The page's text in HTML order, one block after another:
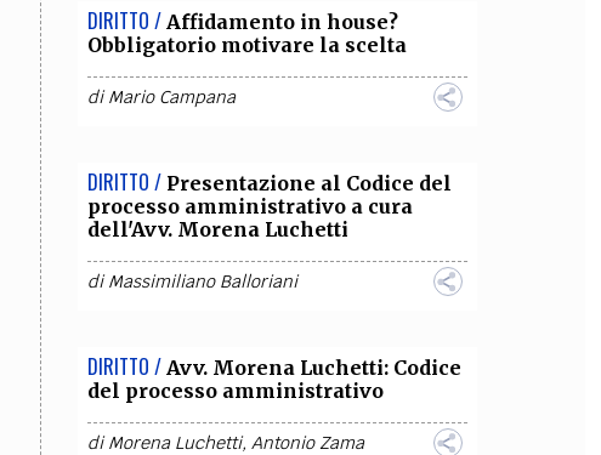
DIRITTO / Affidamento in house?
Obbligatorio motivare la scelta
diMario Campana
DIRITTO / Presentazione al Codice del
processo amministrativo a cura
dell'Avv. Morena Luchetti
diMassimiliano Balloriani
DIRITTO / Avv. Morena Luchetti: Codice
del processo amministrativo
diMorena Luchetti, Antonio Zama